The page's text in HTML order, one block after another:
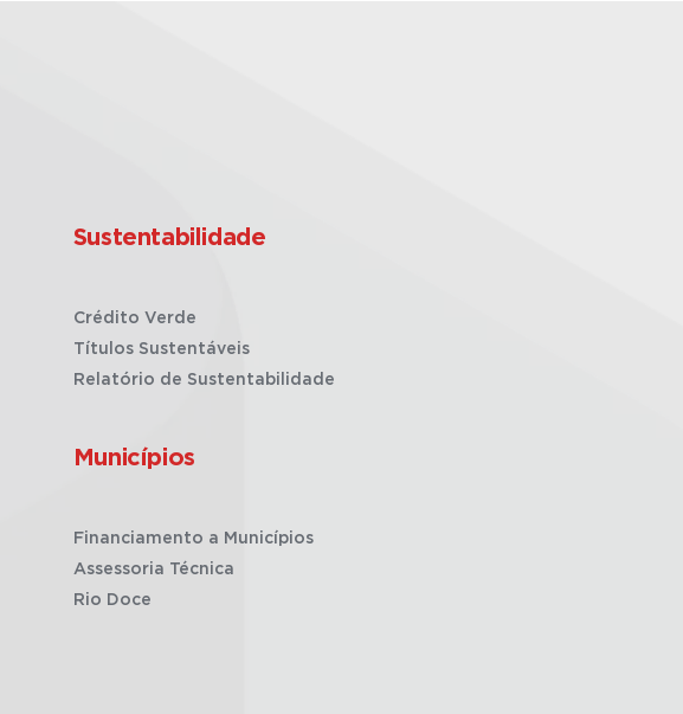
Sustentabilidade
Crédito Verde
Títulos Sustentáveis
Relatório de Sustentabilidade
Municípios
Financiamento a Municípios
Assessoria Técnica
Rio Doce